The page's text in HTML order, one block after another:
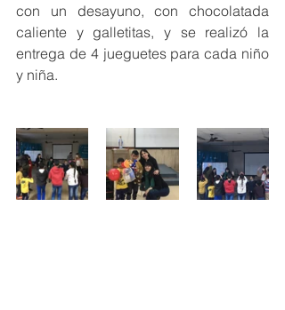
con un desayuno, con chocolatada
caliente y galletitas, y se realizó la
entrega de 4 jueguetes para cada niño
y niña.